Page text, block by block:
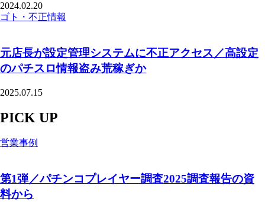
2024.02.20
ゴト・不正情報
元店長が設定管理システムに不正アクセス／高設定
のパチスロ情報盗み荒稼ぎか
2025.07.15
PICK UP
営業事例
第1弾／パチンコプレイヤー調査2025調査報告の資
料から